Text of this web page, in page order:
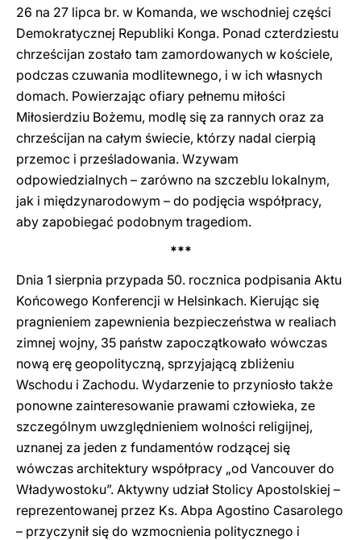
26 na 27 lipca br. w Komanda, we wschodniej części
Demokratycznej Republiki Konga. Ponad czterdziestu
chrześcijan zostało tam zamordowanych w kościele,
podczas czuwania modlitewnego, i w ich własnych
domach. Powierzając ofiary pełnemu miłości
Miłosierdziu Bożemu, modlę się za rannych oraz za
chrześcijan na całym świecie, którzy nadal cierpią
przemoc i prześladowania. Wzywam
odpowiedzialnych – zarówno na szczeblu lokalnym,
jak i międzynarodowym – do podjęcia współpracy,
aby zapobiegać podobnym tragediom.
***
Dnia 1 sierpnia przypada 50. rocznica podpisania Aktu
Końcowego Konferencji w Helsinkach. Kierując się
pragnieniem zapewnienia bezpieczeństwa w realiach
zimnej wojny, 35 państw zapoczątkowało wówczas
nową erę geopolityczną, sprzyjającą zbliżeniu
Wschodu i Zachodu. Wydarzenie to przyniosło także
ponowne zainteresowanie prawami człowieka, ze
szczególnym uwzględnieniem wolności religijnej,
uznanej za jeden z fundamentów rodzącej się
wówczas architektury współpracy „od Vancouver do
Władywostoku”. Aktywny udział Stolicy Apostolskiej –
reprezentowanej przez Ks. Abpa Agostino Casarolego
– przyczynił się do wzmocnienia politycznego i